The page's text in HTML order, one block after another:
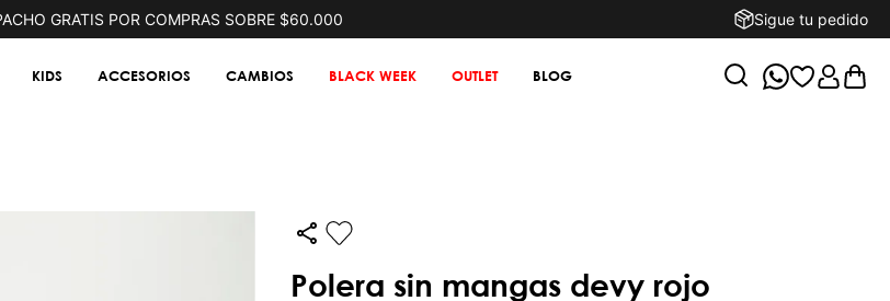
GRATIS POR COMPRAS SOBRE $60.000 Sigue tu pedido
KIDS ACCESORIOS CAMBIOS BLACK WEEK OUTLET BLOG
polera sin mangas devy rojo